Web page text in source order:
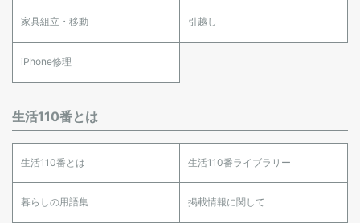
家具組立・移動 引越し
iPhone修理
生活110番とは
生活110番とは 生活110番ライブラリー
暮らしの用語集 掲載情報に関して